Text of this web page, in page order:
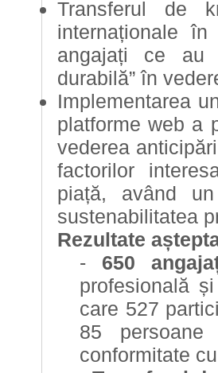
Transferul de
internaționale
angajați ce au
durabilă” în
Implementarea
platforme web a
vederea
factorilor
piață, având
sustenabilitatea
Rezultate
- 650
profesională
care 527
85
conformitate